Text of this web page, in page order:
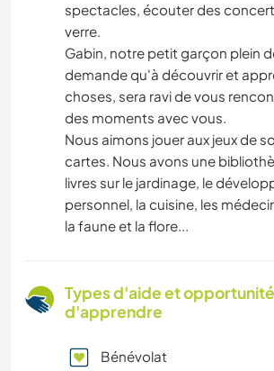
spectacles, écouter des
verre.
Gabin, notre petit garçon plein
demande qu'à découvrir et
choses, sera ravi de vous
des moments avec vous.
Nous aimons jouer aux jeux de
cartes. Nous avons une
livres sur le jardinage, le
personnel, la cuisine, les
la faune et la flore...
Types d'aide et
d'apprendre
Bénévolat